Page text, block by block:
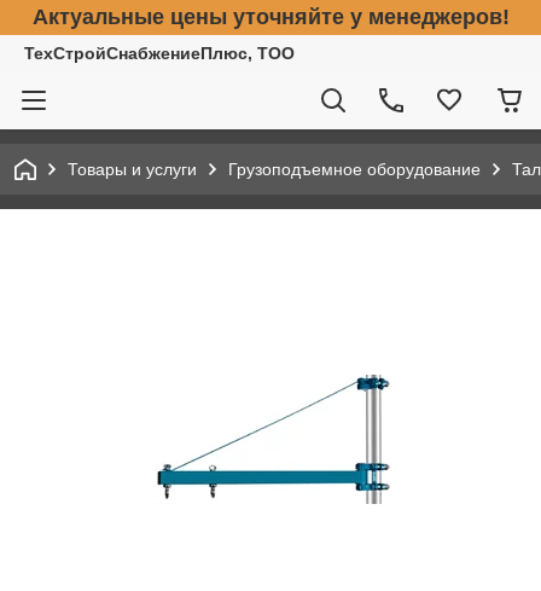
Актуальные цены уточняйте у менеджеров!
ТехСтройСнабжениеПлюс, ТОО
Товары и услуги Грузоподъемное оборудование